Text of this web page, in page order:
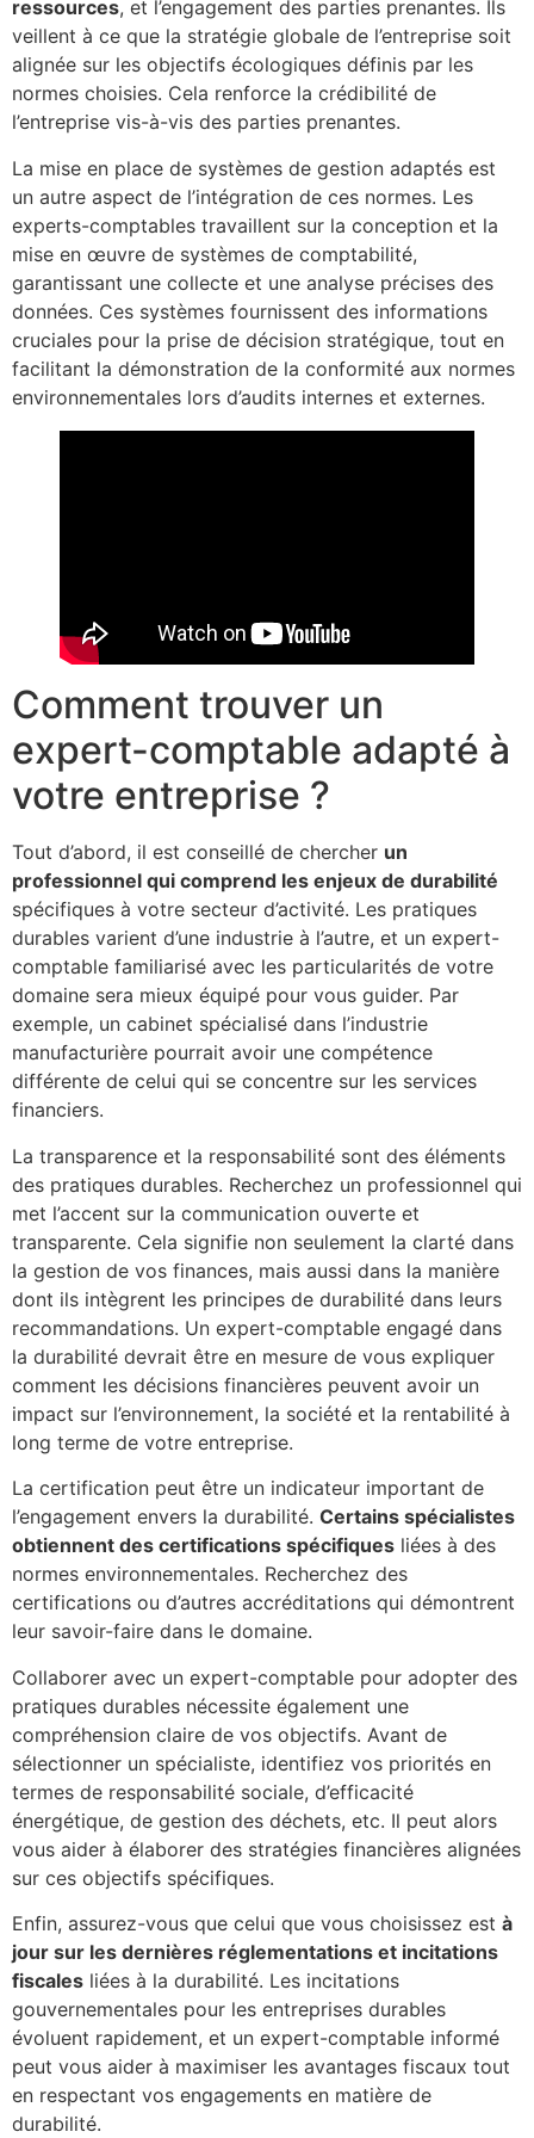
ressources, et l’engagement des parties prenantes. Ils
veillent à ce que la stratégie globale de l’entreprise soit
alignée sur les objectifs écologiques définis par les
normes choisies. Cela renforce la crédibilité de
l’entreprise vis-à-vis des parties prenantes.
La mise en place de systèmes de gestion adaptés est
un autre aspect de l’intégration de ces normes. Les
experts-comptables travaillent sur la conception et la
mise en œuvre de systèmes de comptabilité,
garantissant une collecte et une analyse précises des
données. Ces systèmes fournissent des informations
cruciales pour la prise de décision stratégique, tout en
facilitant la démonstration de la conformité aux normes
environnementales lors d’audits internes et externes.
Comment trouver un
expert-comptable adapté à
votre entreprise ?
Tout d’abord, il est conseillé de chercher un
professionnel qui comprend les enjeux de durabilité
spécifiques à votre secteur d’activité. Les pratiques
durables varient d’une industrie à l’autre, et un expert-
comptable familiarisé avec les particularités de votre
domaine sera mieux équipé pour vous guider. Par
exemple, un cabinet spécialisé dans l’industrie
manufacturière pourrait avoir une compétence
différente de celui qui se concentre sur les services
financiers.
La transparence et la responsabilité sont des éléments
des pratiques durables. Recherchez un professionnel qui
met l’accent sur la communication ouverte et
transparente. Cela signifie non seulement la clarté dans
la gestion de vos finances, mais aussi dans la manière
dont ils intègrent les principes de durabilité dans leurs
recommandations. Un expert-comptable engagé dans
la durabilité devrait être en mesure de vous expliquer
comment les décisions financières peuvent avoir un
impact sur l’environnement, la société et la rentabilité à
long terme de votre entreprise.
La certification peut être un indicateur important de
l’engagement envers la durabilité. Certains spécialistes
obtiennent des certifications spécifiques liées à des
normes environnementales. Recherchez des
certifications ou d’autres accréditations qui démontrent
leur savoir-faire dans le domaine.
Collaborer avec un expert-comptable pour adopter des
pratiques durables nécessite également une
compréhension claire de vos objectifs. Avant de
sélectionner un spécialiste, identifiez vos priorités en
termes de responsabilité sociale, d’efficacité
énergétique, de gestion des déchets, etc. Il peut alors
vous aider à élaborer des stratégies financières alignées
sur ces objectifs spécifiques.
Enfin, assurez-vous que celui que vous choisissez est à
jour sur les dernières réglementations et incitations
fiscales liées à la durabilité. Les incitations
gouvernementales pour les entreprises durables
évoluent rapidement, et un expert-comptable informé
peut vous aider à maximiser les avantages fiscaux tout
en respectant vos engagements en matière de
durabilité.